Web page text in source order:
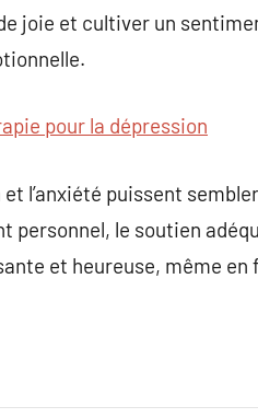
joie et cultiver un
pour la dépression
l’anxiété puissent
personnel, le soutien
et heureuse, même en